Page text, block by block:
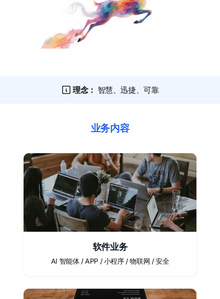
理念： 智慧、迅捷、可靠
业务内容
软件业务
AI 智能体 / APP / 小程序 / 物联网 / 安全